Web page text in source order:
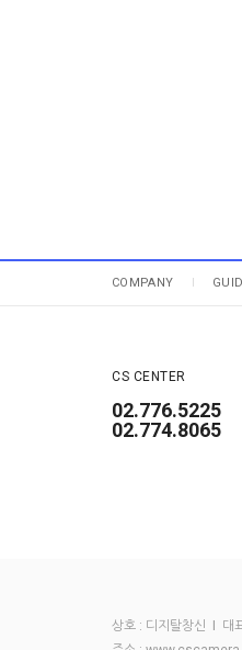
COMPANY
CS CENTER
02.776.5225
02.774.8065
상호 : 디지탈창신 I 대